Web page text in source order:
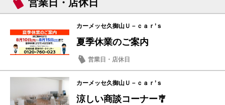
営業日・店休日
カーメッセ久御山Ｕ－ｃａｒ’ｓ
夏季休業のご案内
営業日・店休日
カーメッセ久御山Ｕ－ｃａｒ’ｓ
涼しい商談コーナー🎐